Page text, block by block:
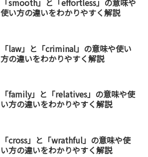
「smooth」と「effortless」の意味や
使い方の違いをわかりやすく解説
「law」と「criminal」の意味や使い
方の違いをわかりやすく解説
「family」と「relatives」の意味や使
い方の違いをわかりやすく解説
「cross」と「wrathful」の意味や使
い方の違いをわかりやすく解説